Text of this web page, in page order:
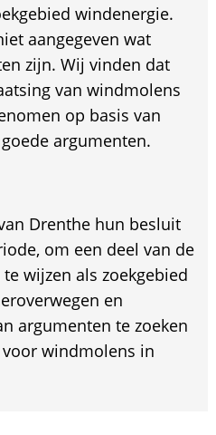
windenergie.
aangegeven wat
zijn. Wij vinden dat
van windmolens
op basis van
argumenten.
Drenthe hun besluit
om een deel van de
wijzen als zoekgebied
en
argumenten te zoeken
windmolens in